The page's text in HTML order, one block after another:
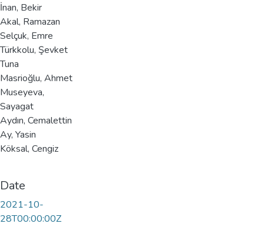
İnan, Bekir
Akal, Ramazan
Selçuk, Emre
Türkkolu, Şevket
Tuna
Masrioğlu, Ahmet
Museyeva,
Sayagat
Aydın, Cemalettin
Ay, Yasin
Köksal, Cengiz
Date
2021-10-
28T00:00:00Z